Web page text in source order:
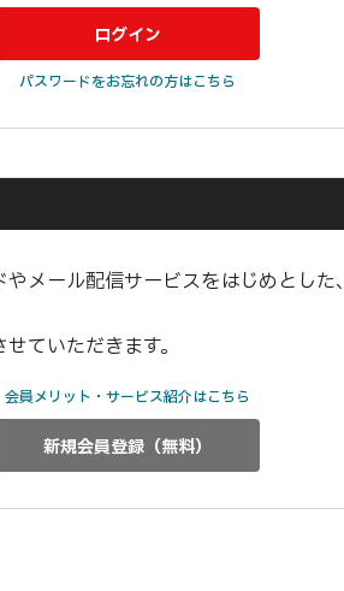
パスワードをお忘れの方はこちら
メール配信サービスをはじめとし
ていただきます。
会員メリット・サービス紹介はこちら